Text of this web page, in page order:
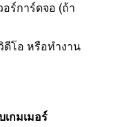
อร์การ์ดจอ (ถ้า
ดีโอ หรือทำงาน
กมเมอร์